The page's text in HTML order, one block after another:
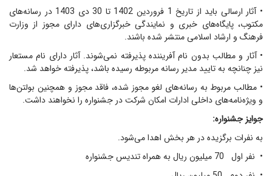
• آثار ارسالی باید از تاریخ 1 فروردین 1402 تا 30 دی 1403 در رسانه‌های
مکتوب، پایگاه‌های خبری و نمایندگی خبرگزاری‌های دارای مجوز از وزارت
فرهنگ و ارشاد اسلامی منتشر شده باشند.
• آثار و مطالب بدون نام آفریننده پذیرفته نمی‌شوند. آثار دارای نام مستعار
نیز چنانچه به تایید مدیر رسانه مربوطه رسیده باشد، پذیرفته خواهد شد.
• مطالب مربوط به رسانه‌های لغو مجوز شده، فاقد مجوز و همچنین بولتن‌ها
و ویژه‌نامه‌های داخلی ادارات امکان شرکت در جشنواره را نخواهند داشت.
جوایز جشنواره:
به نفرات برگزیده در هر بخش اهدا می‌شود.
• نفر اول 70 میلیون ریال به همراه تندیس جشنواره